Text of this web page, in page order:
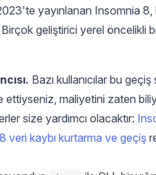
yayınlanan Insomnia 8,
geliştirici yerel öncelikli
Bazı kullanıcılar bu
ettiyseniz, maliyetini zaten
size yardımcı olacaktır:
veri kaybı kurtarma ve geçiş